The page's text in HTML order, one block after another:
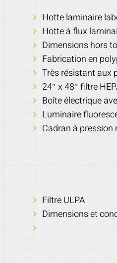
Hotte laminaire
Hotte à flux
Dimensions hors
Fabrication en
Très résistant aux
24″ x 48″ filtre
Boîte électrique
Luminaire
Cadran à pression
Filtre ULPA
Dimensions et